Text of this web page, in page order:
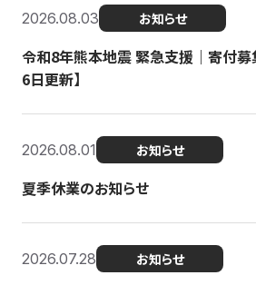
2026.08.03 お知らせ
令和8年熊本地震 緊急支援｜寄付募
6日更新】
2026.08.01 お知らせ
夏季休業のお知らせ
2026.07.28 お知らせ